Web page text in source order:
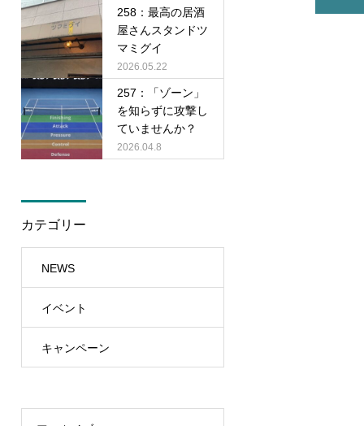
258：最高の居酒
屋さんスタンドツ
マミグイ
2026.05.22
257：「ゾーン」
を知らずに攻撃し
ていませんか？
2026.04.8
カテゴリー
NEWS
イベント
キャンペーン